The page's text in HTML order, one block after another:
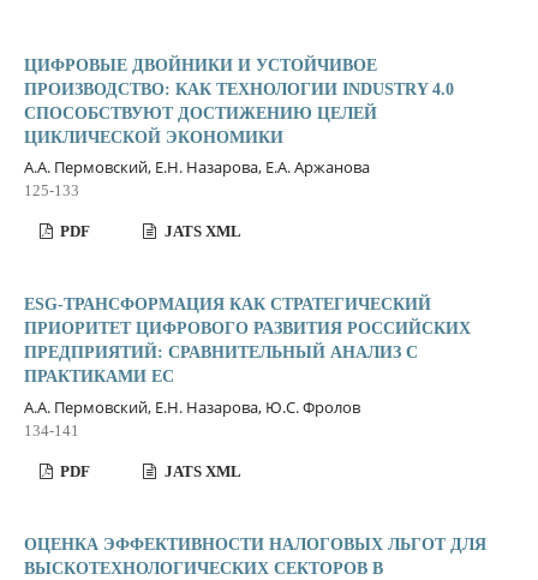
ЦИФРОВЫЕ ДВОЙНИКИ И УСТОЙЧИВОЕ
ПРОИЗВОДСТВО: КАК ТЕХНОЛОГИИ INDUSTRY 4.0
СПОСОБСТВУЮТ ДОСТИЖЕНИЮ ЦЕЛЕЙ
ЦИКЛИЧЕСКОЙ ЭКОНОМИКИ
А.А. Пермовский, Е.Н. Назарова, Е.А. Аржанова
125-133
PDF JATS XML
ESG-ТРАНСФОРМАЦИЯ КАК СТРАТЕГИЧЕСКИЙ
ПРИОРИТЕТ ЦИФРОВОГО РАЗВИТИЯ РОССИЙСКИХ
ПРЕДПРИЯТИЙ: СРАВНИТЕЛЬНЫЙ АНАЛИЗ С
ПРАКТИКАМИ ЕС
А.А. Пермовский, Е.Н. Назарова, Ю.С. Фролов
134-141
PDF JATS XML
ОЦЕНКА ЭФФЕКТИВНОСТИ НАЛОГОВЫХ ЛЬГОТ ДЛЯ
ВЫСКОТЕХНОЛОГИЧЕСКИХ СЕКТОРОВ В